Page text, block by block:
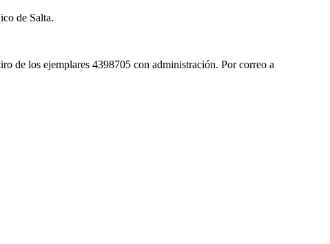
de Salta.
de los ejemplares 4398705 con administración. Por correo a